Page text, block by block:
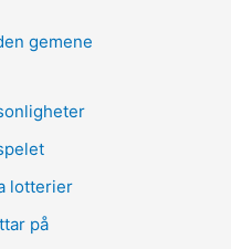
gemene
lotterier
på